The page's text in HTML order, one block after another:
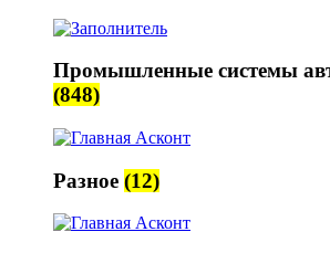
Промышленные системы
(848)
Разное (12)